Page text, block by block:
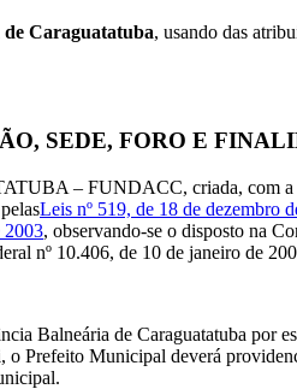
Caraguatatuba, usando das
SEDE, FORO E
– FUNDACC, criada, com a
Leis nº 519, de 18 de dezembro
2003, observando-se o disposto na
nº 10.406, de 10 de janeiro de
Balneária de Caraguatatuba por
Prefeito Municipal deverá